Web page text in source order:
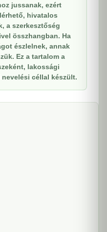
jussanak, ezért
hivatalos
a szerkesztőség
összhangban. Ha
észlelnek, annak
Ez a tartalom a
lakossági
céllal készült.